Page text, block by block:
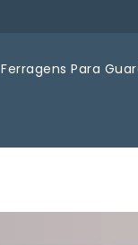
Ferragens Para